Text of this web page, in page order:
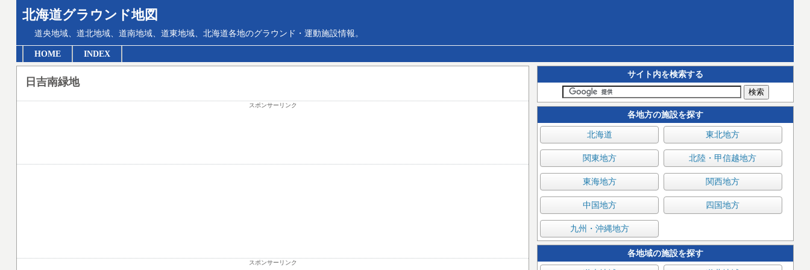
北海道グラウンド地図
道央地域、道北地域、道南地域、道東地域、北海道各地のグラウンド・運動施設情報。
HOME INDEX
サイト内を検索する
各地方の施設を探す
北海道 東北地方
関東地方 北陸・甲信越地方
東海地方 関西地方
中国地方 四国地方
九州・沖縄地方
各地域の施設を探す
日吉南緑地
スポンサーリンク
スポンサーリンク